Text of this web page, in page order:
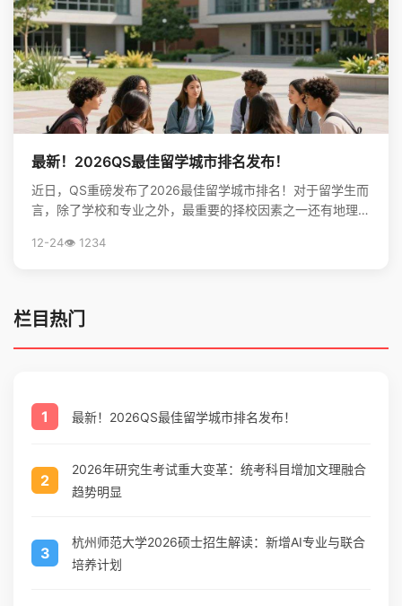
最新！2026QS最佳留学城市排名发布！
近日，QS重磅发布了2026最佳留学城市排名！对于留学生而
言，除了学校和专业之外，最重要的择校因素之一还有地理位
12-24👁️ 1234
栏目热门
1 最新！2026QS最佳留学城市排名发布！
2
2026年研究生考试重大变革：统考科目增加文理融合
趋势明显
3
杭州师范大学2026硕士招生解读：新增AI专业与联合
培养计划